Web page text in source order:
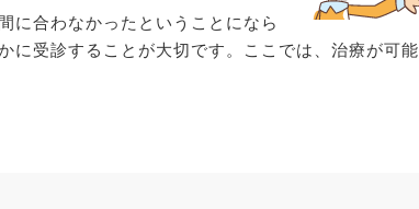
に合わなかったということになら
に受診することが大切です。ここでは、治療が可能